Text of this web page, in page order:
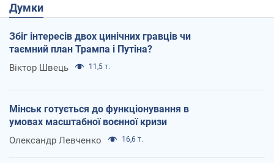
Думки
Збіг інтересів двох цинічних гравців чи
таємний план Трампа і Путіна?
Віктор Швець 11,5 т.
Мінськ готується до функціонування в
умовах масштабної воєнної кризи
Олександр Левченко 16,6 т.